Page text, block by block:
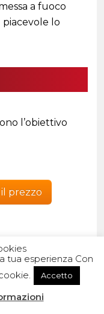
a fuoco
lo
l’obiettivo
prezzo
AF-S
VR II
tua esperienza Con
Accetto